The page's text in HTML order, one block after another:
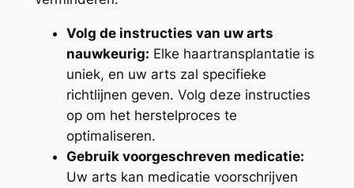
Volg de instructies van uw arts
nauwkeurig: Elke haartransplantatie is
uniek, en uw arts zal specifieke
richtlijnen geven. Volg deze instructies
op om het herstelproces te
optimaliseren.
Gebruik voorgeschreven medicatie:
Uw arts kan medicatie voorschrijven